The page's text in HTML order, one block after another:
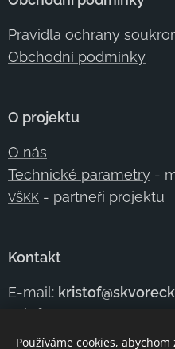
Pravidla ochrany
Obchodní podmínky
O projektu
O nás
Technické parametry -
VŠKK - partneři projektu
Kontakt
E-mail:
Telefon:
Kontaktujte nás
Používáme cookies,